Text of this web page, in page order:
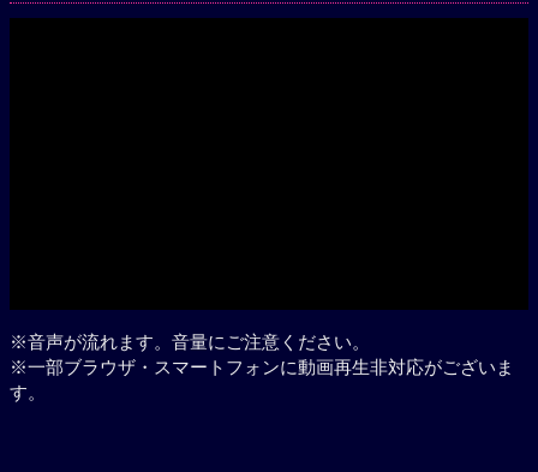
※音声が流れます。音量にご注意ください。
※一部ブラウザ・スマートフォンに動画再生非対応がございま
す。